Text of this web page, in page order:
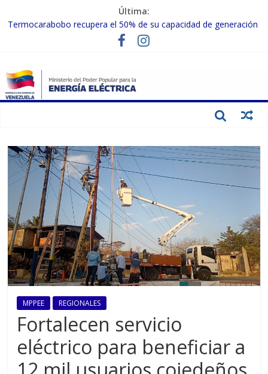
Última:
Termocarabobo recupera el 50% de su capacidad de generación
MPPEE avanza en la recuperación de infraestructuras eléctricas
Gobierno Nacional coordina acciones con el sector privado para
fortalecer el SEN ante el «Súper Niño»
Inspeccionan trabajos de rehabilitación en instalaciones del SEN
MPPEE REGIONALES
Fortalecen servicio
eléctrico para beneficiar a